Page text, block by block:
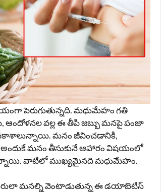
పెరుగుతున్నది. మధుమేహం గతి
ఆందోళనల వల్ల ఈ తీపి జబ్బు మనపై పంజా
మనం జీవించడానికి,
అందుకే మనం తీసుకునే ఆహారం విషయంలో
వాటిలో ముఖ్యమైనది మధుమేహం.
మనల్ని వెంటాడుతున్న ఈ డయాబెటిస్